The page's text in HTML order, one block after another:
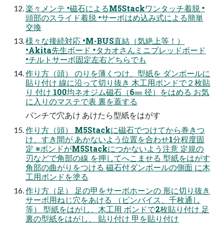
楽々メンテ •磁石によるM5Stackワンタッチ着脱 •
頭部のスライド着脱 •サーボはめ込み式による簡単
交換
様々な接続対応 •M-BUS直結（気絶上等！）
•Akita先生ボード •タカオさんミニブレッドボード
•チルトサーボ固定左右どちらでも
作り方（頭） のりを薄くつけ、型紙を ダンボールに
貼り付け 線に沿って切り抜き 木工用ボンドで２枚貼
り 付け 100均ネオジム磁石（6㎜ 径）をはめる お気
に入りのマステで表 裏を蓋する
パンチで穴あけ あけたら型紙をはがす
作り方（頭） M5Stackに磁石でつけてから巻きつ
け、すき間が あかないよう位置を合わせ1分程度固
定 ※ボンドがM5Stackにつかないよう注意 定規の
刃などで角部の線 を押してへこませる 型紙をはがす
角部の曲がりをつける 磁石付ダンボールの側面 に木
工用ボンドを塗る
作り方（足） 足の甲をサーボホーンの 形に切り抜き
サーボ用ねじ穴をあける （ピンバイス、千枚通し
等） 型紙をはがし、木工用 ボンドで2枚貼り付け 足
裏の型紙をはがし、 貼り付け 甲を貼り付け